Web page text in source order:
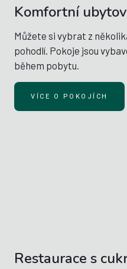
Komfortní
Můžete si vybrat z
pohodlí. Pokoje jsou
během pobytu.
VÍCE O POKOJÍCH
Restaurace s